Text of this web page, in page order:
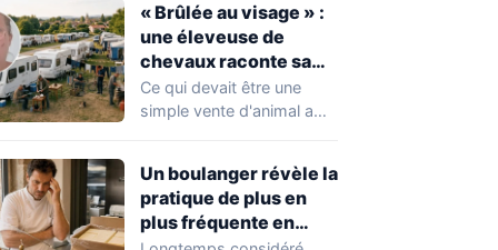
aggravation. Les autorités
sanitaires…
« Brûlée au visage » :
une éleveuse de
chevaux raconte sa
violente agression par
des gens du voyage
Ce qui devait être une
simple vente d'animal a
Un boulanger révèle la
pratique de plus en
plus fréquente en